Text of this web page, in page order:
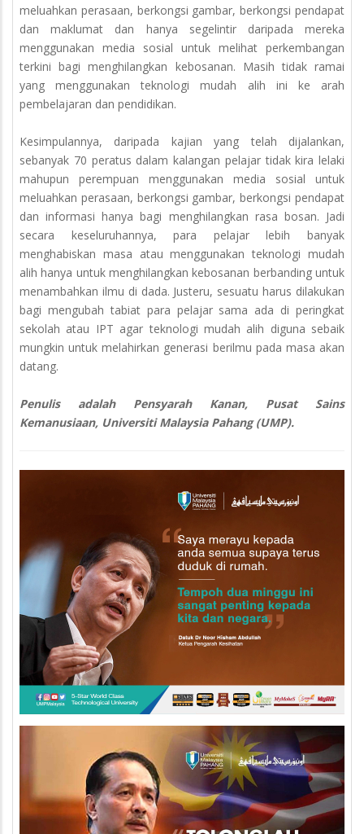
meluahkan perasaan, berkongsi gambar, berkongsi pendapat
dan maklumat dan hanya segelintir daripada mereka
menggunakan media sosial untuk melihat perkembangan
terkini bagi menghilangkan kebosanan. Masih tidak ramai
yang menggunakan teknologi mudah alih ini ke arah
pembelajaran dan pendidikan.
Kesimpulannya, daripada kajian yang telah dijalankan,
sebanyak 70 peratus dalam kalangan pelajar tidak kira lelaki
mahupun perempuan menggunakan media sosial untuk
meluahkan perasaan, berkongsi gambar, berkongsi pendapat
dan informasi hanya bagi menghilangkan rasa bosan. Jadi
secara keseluruhannya, para pelajar lebih banyak
menghabiskan masa atau menggunakan teknologi mudah
alih hanya untuk menghilangkan kebosanan berbanding untuk
menambahkan ilmu di dada. Justeru, sesuatu harus dilakukan
bagi mengubah tabiat para pelajar sama ada di peringkat
sekolah atau IPT agar teknologi mudah alih diguna sebaik
mungkin untuk melahirkan generasi berilmu pada masa akan
datang.
Penulis adalah Pensyarah Kanan, Pusat Sains
Kemanusiaan, Universiti Malaysia Pahang (UMP).